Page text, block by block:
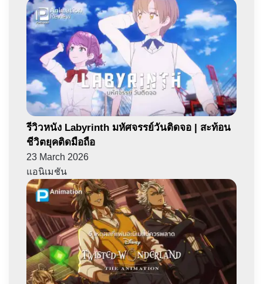
รีวิวหนัง Labyrinth มหัศจรรย์วันติดจอ | สะท้อน
ชีวิตยุคติดมือถือ
23 March 2026
แอนิเมชัน